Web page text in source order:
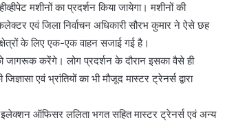
मशीनों का प्रदर्शन किया जायेगा। मशीनों की
एवं जिला निर्वाचन अधिकारी सौरभ कुमार ने ऐसे छह
क्षेत्रों के लिए एक-एक वाहन सजाई गई है।
जागरूक करेंगे। लोग प्रदर्शन के दौरान इसका वैसे ही
एवं भ्रांतियों का भी मौजूद मास्टर ट्रेनर्स द्वारा
ऑफिसर ललिता भगत सहित मास्टर ट्रेनर्स एवं अन्य